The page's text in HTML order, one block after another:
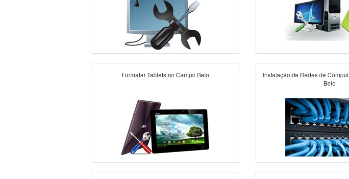
Formatar Tablets no Campo Belo
Instalação de Redes de
Belo